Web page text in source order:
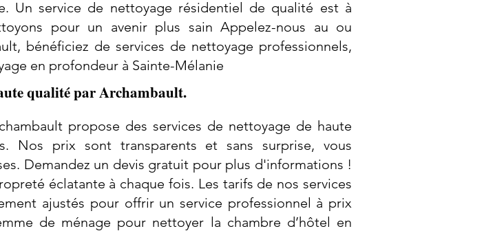
Un service de nettoyage résidentiel de qualité est à
pour un avenir plus sain Appelez-nous au ou
bénéficiez de services de nettoyage professionnels,
en profondeur à Sainte-Mélanie
qualité par Archambault.
propose des services de nettoyage de haute
Nos prix sont transparents et sans surprise, vous
Demandez un devis gratuit pour plus d'informations !
éclatante à chaque fois. Les tarifs de nos services
ajustés pour offrir un service professionnel à prix
de ménage pour nettoyer la chambre d’hôtel en